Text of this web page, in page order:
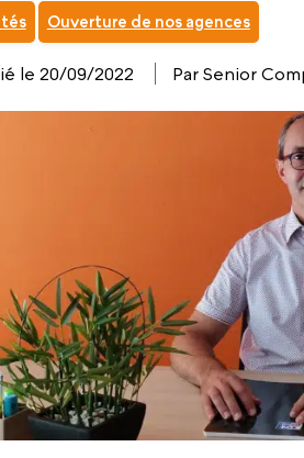
Ouverture de nos agences
le 20/09/2022 Par Senior